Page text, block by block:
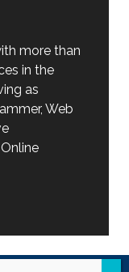
more than
in the
as
Web